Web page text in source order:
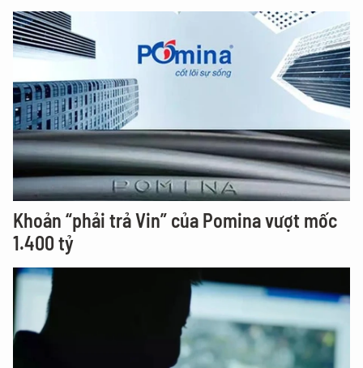
Khoản “phải trả Vin” của Pomina vượt mốc
1.400 tỷ